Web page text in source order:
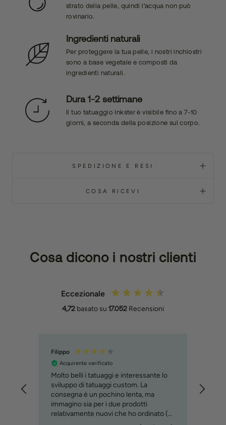
strato della pelle, quindi l'acqua non può
rovinarlo.
Ingredienti naturali
Per proteggere la tua pelle, i nostri inchiostri
sono a base vegetale e composti da
ingredienti naturali.
Dura 1-2 settimane
Il tuo tatuaggio Inkster è visibile fino a 7-10
giorni, a seconda della posizione sul corpo.
SPEDIZIONE E RESI
COSA RICEVI
Cosa dicono i nostri clienti
Eccezionale
4,72 basato su 17.052 Recensioni
Filippo
Acquirente verificato
Molto belli i tatuaggi e interessante lo
sviluppo di tatuaggi custom. La
consegna è un pochino lenta, ma
immagino sia per i due prodotti
relativamente nuovi che ho ordinato (